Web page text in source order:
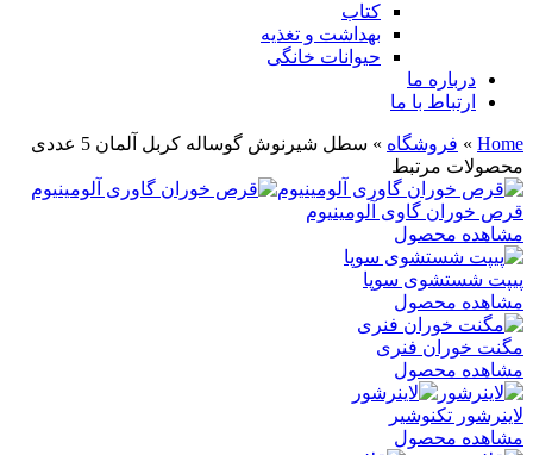
کتاب
بهداشت و تغذیه
حیوانات خانگی
درباره ما
ارتباط با ما
Home
» فروشگاه » سطل شیرنوش گوساله کربل آلمان 5 عددی
محصولات مرتبط
قرص خوران گاوی آلومینیوم
مشاهده محصول
پیپت شستشوی سوپا
مشاهده محصول
مگنت خوران فنری
مشاهده محصول
لاینرشور تکنوشیر
مشاهده محصول